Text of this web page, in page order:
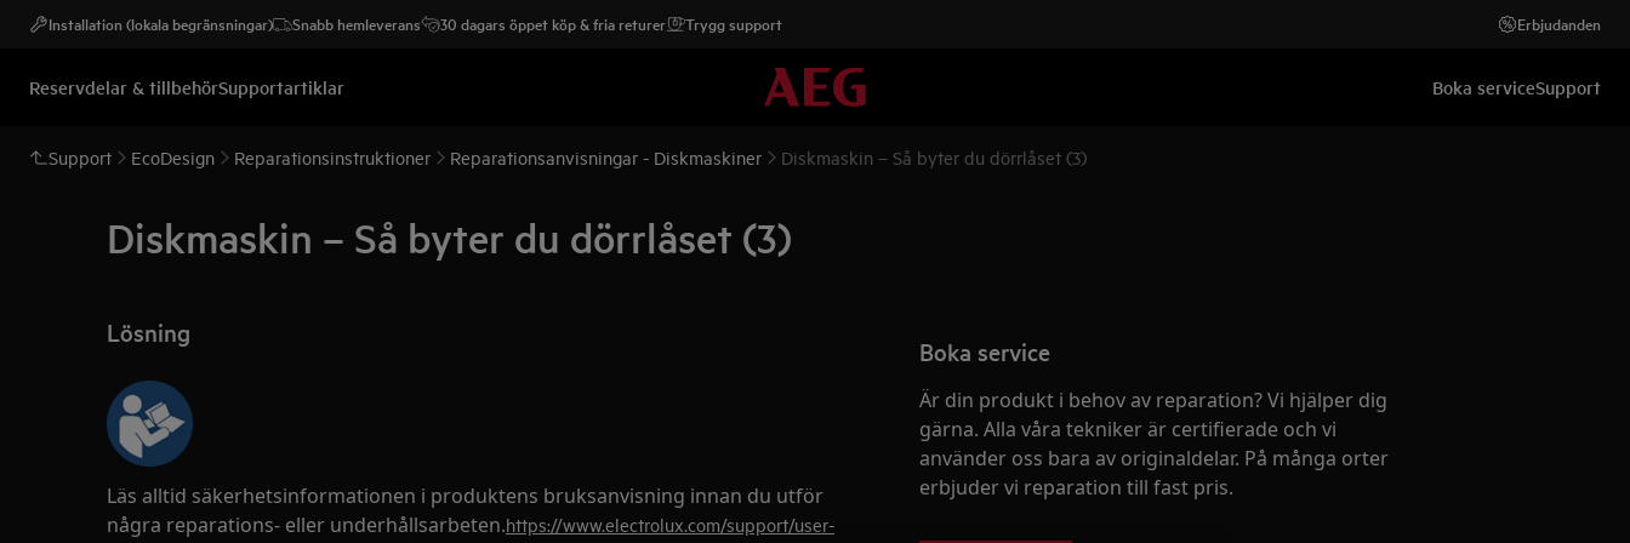
Installation (lokala begränsningar) Snabb hemleverans 30 dagars öppet köp & fria returer Trygg support Erbjudanden
Reservdelar & tillbehörSupportartiklar Boka serviceSupport
Support EcoDesign Reparationsinstruktioner Reparationsanvisningar - Diskmaskiner Diskmaskin – Så byter du dörrlåset (3)
Diskmaskin – Så byter du dörrlåset (3)
Lösning
Läs alltid säkerhetsinformationen i produktens bruksanvisning innan du utför
några reparations- eller underhållsarbeten.https://www.electrolux.com/support/user-
Boka service
Är din produkt i behov av reparation? Vi hjälper dig
gärna. Alla våra tekniker är certifierade och vi
använder oss bara av originaldelar. På många orter
erbjuder vi reparation till fast pris.